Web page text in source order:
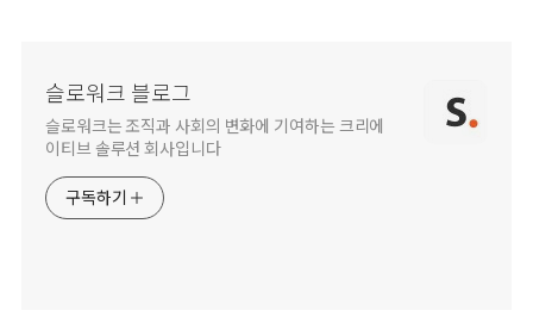
슬로워크 블로그
슬로워크는 조직과 사회의 변화에 기여하는 크리에
이티브 솔루션 회사입니다
구독하기